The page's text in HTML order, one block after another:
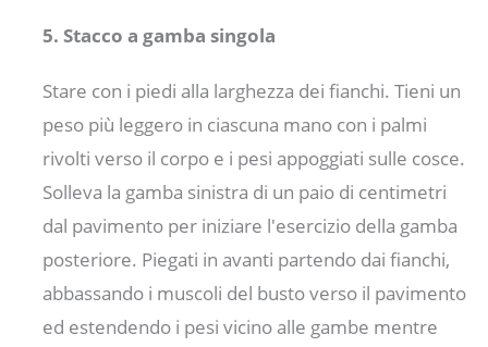
5. Stacco a gamba singola
Stare con i piedi alla larghezza dei fianchi. Tieni un
peso più leggero in ciascuna mano con i palmi
rivolti verso il corpo e i pesi appoggiati sulle cosce.
Solleva la gamba sinistra di un paio di centimetri
dal pavimento per iniziare l'esercizio della gamba
posteriore. Piegati in avanti partendo dai fianchi,
abbassando i muscoli del busto verso il pavimento
ed estendendo i pesi vicino alle gambe mentre